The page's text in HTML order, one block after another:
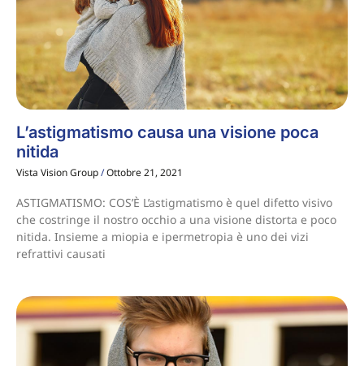
L’astigmatismo causa una visione poca
nitida
Vista Vision Group Ottobre 21, 2021
ASTIGMATISMO: COS’È L’astigmatismo è quel difetto visivo
che costringe il nostro occhio a una visione distorta e poco
nitida. Insieme a miopia e ipermetropia è uno dei vizi
refrattivi causati